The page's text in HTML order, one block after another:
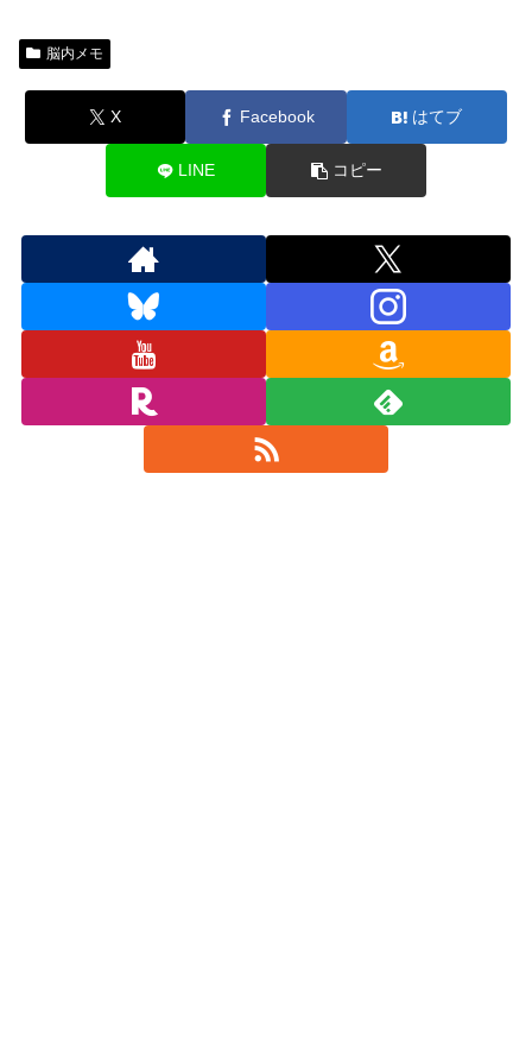
脳内メモ
X Facebook はてブ
LINE コピー